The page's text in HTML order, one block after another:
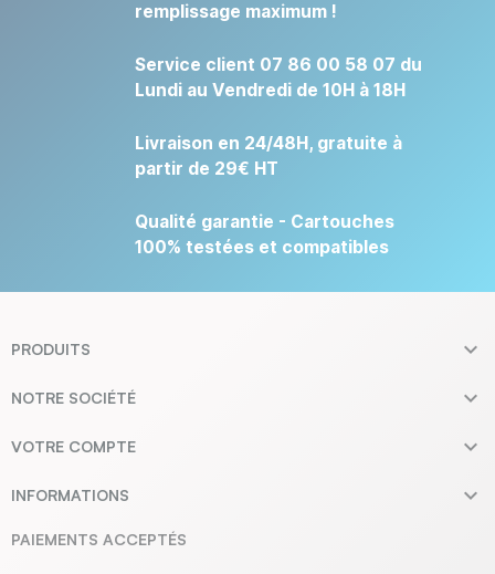
remplissage maximum !
Service client 07 86 00 58 07 du
Lundi au Vendredi de 10H à 18H
Livraison en 24/48H, gratuite à
partir de 29€ HT
Qualité garantie - Cartouches
100% testées et compatibles
PRODUITS 
NOTRE SOCIÉTÉ 
VOTRE COMPTE 
INFORMATIONS 
PAIEMENTS ACCEPTÉS